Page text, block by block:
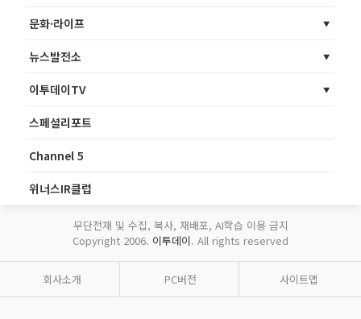
문화·라이프
뉴스발전소
이투데이TV
스페셜리포트
Channel 5
위너스IR클럽
무단전재 및 수집, 복사, 재배포, AI학습 이용 금지
Copyright 2006. 이투데이. All rights reserved
회사소개 PC버전 사이트맵